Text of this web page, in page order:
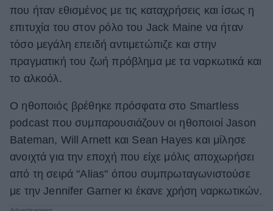
ΒΟΞ
Χωρίς Ταμπέλες
Women's Forum
Hautes Grecians
Γάμος
που ήταν εθισμένος με τις καταχρήσεις και ίσως η
επιτυχία του στον ρόλο του Jack Maine να ήταν
τόσο μεγάλη επειδή αντιμετώπιζε και στην
πραγματική του ζωή πρόβλημα με τα ναρκωτικά και
το αλκοόλ.
Ο ηθοποιός βρέθηκε πρόσφατα στο Smartless
podcast που συμπαρουσιάζουν οι ηθοποιοί Jason
Bateman, Will Arnett και Sean Hayes και μίλησε
ανοιχτά για την εποχή που είχε μόλις αποχωρήσει
από τη σειρά "Alias" όπου συμπρωταγωνιστούσε
με την Jennifer Garner κι έκανε χρήση ναρκωτικών.